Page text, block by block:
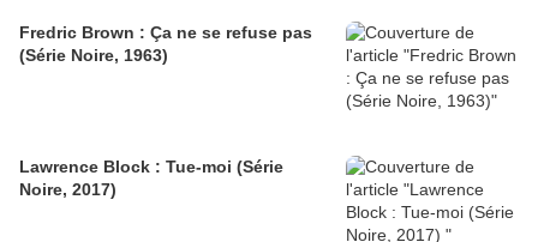
Fredric Brown : Ça ne se refuse pas
(Série Noire, 1963)
Lawrence Block : Tue-moi (Série
Noire, 2017)